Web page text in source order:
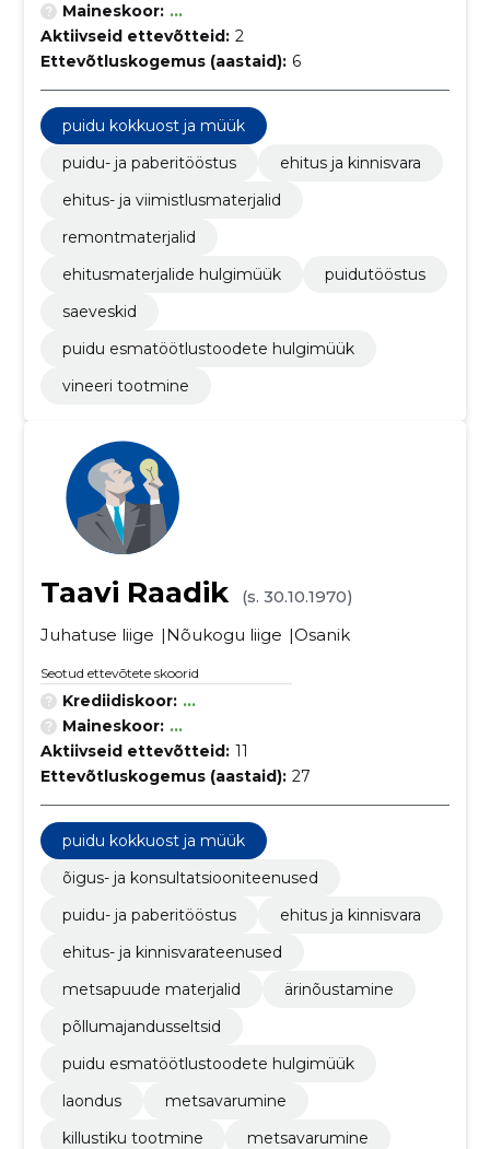
Maineskoor: ...
Aktiivseid ettevõtteid: 2
Ettevõtluskogemus (aastaid): 6
puidu kokkuost ja müük
puidu- ja paberitööstus
ehitus ja kinnisvara
ehitus- ja viimistlusmaterjalid
remontmaterjalid
ehitusmaterjalide hulgimüük
puidutööstus
saeveskid
puidu esmatöötlustoodete hulgimüük
vineeri tootmine
Taavi Raadik
(s. 30.10.1970)
Juhatuse liige
Nõukogu liige Osanik
Seotud ettevõtete skoorid
Krediidiskoor: ...
Maineskoor: ...
Aktiivseid ettevõtteid: 11
Ettevõtluskogemus (aastaid): 27
puidu kokkuost ja müük
õigus- ja konsultatsiooniteenused
puidu- ja paberitööstus
ehitus ja kinnisvara
ehitus- ja kinnisvarateenused
metsapuude materjalid
ärinõustamine
põllumajandusseltsid
puidu esmatöötlustoodete hulgimüük
laondus
metsavarumine
killustiku tootmine
metsavarumine